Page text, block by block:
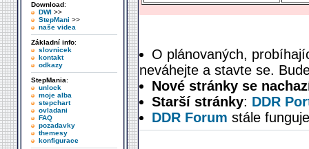
Download:
DWI>>
StepMani >>
naše videa
Základní info:
slovnicek
kontakt
odkazy
StepMania:
unlock
moje alba
stepchart
ovladani
FAQ
pozadavky
themesy
konfigurace
O plánovaných,
neváhejte a stavte se.
Nové stránky se
Starší stránky: DDR
DDR Forum stále